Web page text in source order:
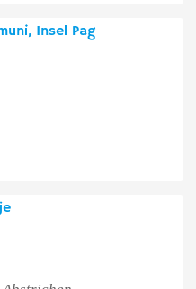
Insel Pag